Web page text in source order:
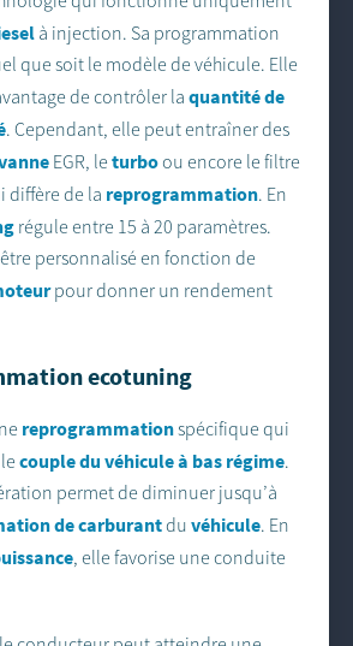
à injection. Sa programmation
que soit le modèle de véhicule. Elle
de contrôler la quantité de
. Cependant, elle peut entraîner des
EGR, le turbo ou encore le filtre
diffère de la reprogrammation. En
régule entre 15 à 20 paramètres.
personnalisé en fonction de
pour donner un rendement
ecotuning
reprogrammationspécifique qui
couple du véhicule à bas régime.
permet de diminuer jusqu’à
de carburantdu véhicule. En
, elle favorise une conduite